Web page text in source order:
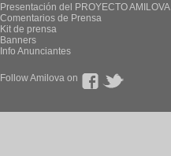
Presentación del PROYECTO AMILOVA
Comentarios de Prensa
Kit de prensa
Banners
Info Anunciantes
Follow Amilova on